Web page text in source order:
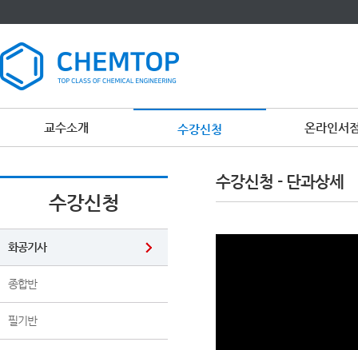
교수소개 수강신청 온라인서
약
관
보
수강신청
화공기사
종합반
필기반
수강신청 - 단과상세